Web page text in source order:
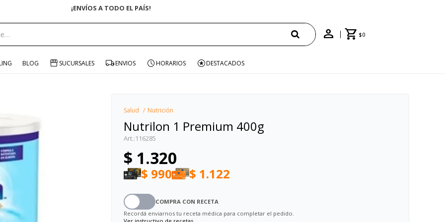
¡ENVÍOS A TODO EL PAÍS!
$0
BLOG SUCURSALES ENVIOS HORARIOS DESTACADOS
Salud Nutrición
Nutrilon 1 Premium 400g
116285
$ 1.320
$ 990 $ 1.122
COMPRA CON RECETA
Recordá enviarnos tu receta médica para completar el pedido.